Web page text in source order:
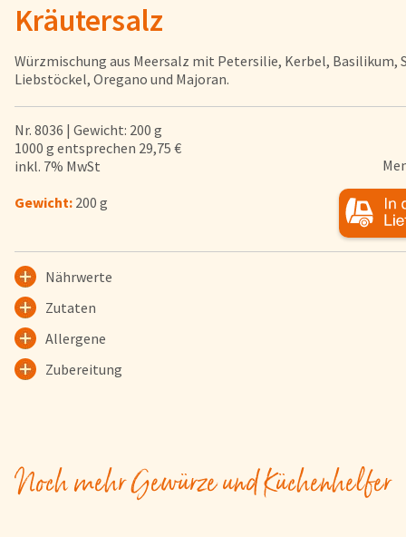
Über uns
Presse & News
Nährwerte & Allergene
Lieferwagen
Startseite
Genussflyer
Kontakt
Impressum
Kräutersalz
Würzmischung aus Meersalz mit Petersilie, Kerbel, Basilikum,
Liebstöckel, Oregano und Majoran.
Nr. 8036 | Gewicht: 200 g
1000 g entsprechen 29,75 €
inkl. 7% MwSt
Gewicht: 200 g
Nährwerte
Zutaten
Allergene
Zubereitung
Noch mehr Gewürze und Küchenhelfer